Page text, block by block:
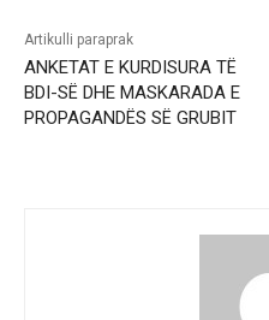
Artikulli paraprak
ANKETAT E KURDISURA TË
BDI-SË DHE MASKARADA E
PROPAGANDËS SË GRUBIT